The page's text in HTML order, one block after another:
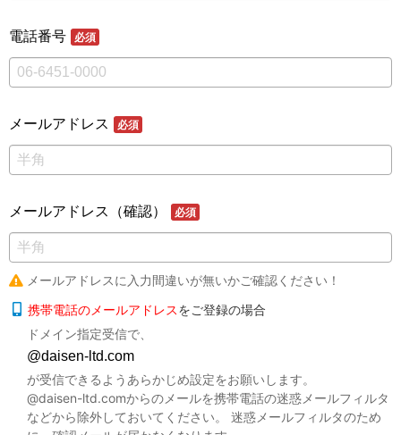
電話番号 必須
メールアドレス 必須
メールアドレス （確認） 必須
メールアドレスに入力間違いが無いかご確認ください！
携帯電話のメールアドレスをご登録の場合
ドメイン指定受信で、
が受信できるようあらかじめ設定をお願いします。
@daisen-ltd.comからのメールを携帯電話の迷惑メールフィルタ
などから除外しておいてください。 迷惑メールフィルタのため